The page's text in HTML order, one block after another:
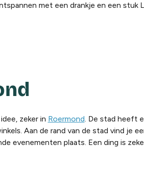
met een drankje en een stuk
zeker in Roermond. De stad heeft
Aan de rand van de stad vind je
evenementen plaats. Een ding is